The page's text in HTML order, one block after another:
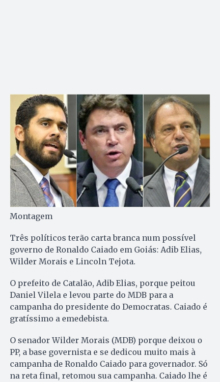
Montagem
Três políticos terão carta branca num possível
governo de Ronaldo Caiado em Goiás: Adib Elias,
Wilder Morais e Lincoln Tejota.
O prefeito de Catalão, Adib Elias, porque peitou
Daniel Vilela e levou parte do MDB para a
campanha do presidente do Democratas. Caiado é
gratíssimo a emedebista.
O senador Wilder Morais (MDB) porque deixou o
PP, a base governista e se dedicou muito mais à
campanha de Ronaldo Caiado para governador. Só
na reta final, retomou sua campanha. Caiado lhe é